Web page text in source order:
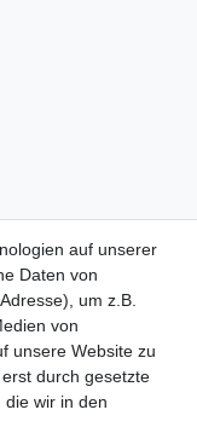
auf unserer
Daten von
um z.B.
von
unsere Website zu
durch gesetzte
die wir in den